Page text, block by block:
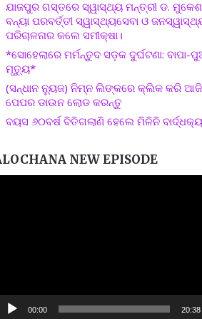
ଯାଜପୁର ଗସ୍ତରେ ସ୍ୱାସ୍ଥ୍ୟ ମନ୍ତ୍ରୀ ଡ.
ବନ୍ୟା ପରବର୍ତ୍ତୀ ସ୍ୱାସ୍ଥ୍ୟସେବା ଓ
ପରିଚାଳନାର କଲେ ସମୀକ୍ଷା।
*ସୋହେଲାରେ ମର୍ମନ୍ତୁଦ ସଡ଼କ ଦୁର୍ଘଟଣା: ବାପା-
ମୃତ୍ୟୁ*
(ସନ୍ଧାନ ନ୍ୟୁଜ) ନିମ୍ନ ଲିଙ୍କରେ କ୍ଲିକ କରି
ପେପର ଡାଉନ ଲୋଡ କରନ୍ତୁ
ବୟସ ୬୦ବର୍ଷ ବିତିଗଲାଣି ହେଲେ ମିଳିନି
NEW EPISODE
00:00 20:38